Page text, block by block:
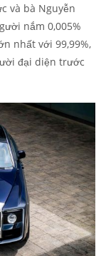
và bà Nguyễn
nắm 0,005%
nhất với 99,99%,
đại diện trước